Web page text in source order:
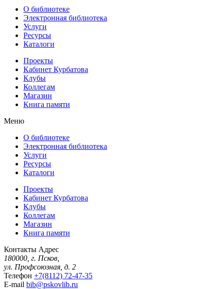
О библиотеке
Электронная библиотека
Услуги
Ресурсы
Каталоги
Проекты
Кабинет Курбатова
Клубы
Коллегам
Магазин
Книга памяти
Меню
О библиотеке
Электронная библиотека
Услуги
Ресурсы
Каталоги
Проекты
Кабинет Курбатова
Клубы
Коллегам
Магазин
Книга памяти
Контакты Адрес
180000, г. Псков,
ул. Профсоюзная, д. 2
Телефон +7(8112) 72-47-35
E-mail bib@pskovlib.ru